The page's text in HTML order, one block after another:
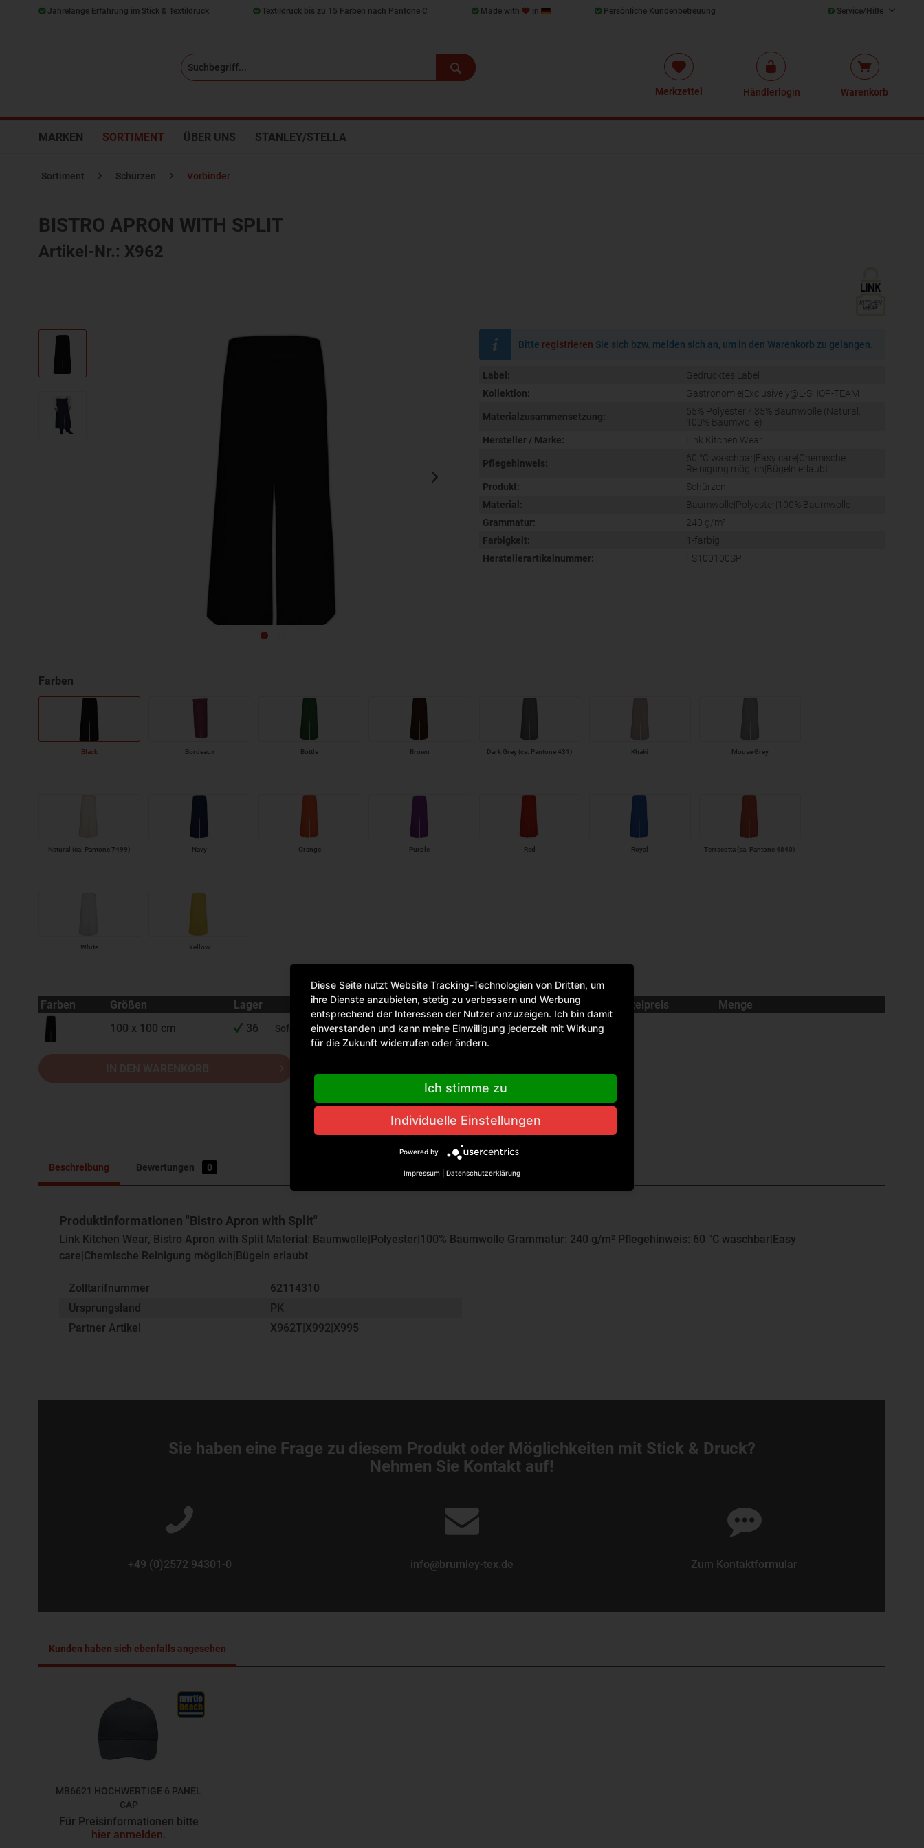
Jahrelange Erfahrung im Stick & Textildruck Textildruck bis zu 15 Farben nach Pantone C Made with in Persönliche Kundenbetreuung Service/Hilfe
Merkzettel Händlerlogin Warenkorb
MARKEN SORTIMENT ÜBER UNS STANLEY/STELLA
Sortiment Schürzen Vorbinder
BISTRO APRON WITH SPLIT
Artikel-Nr.: X962
Bitte registrieren Sie sich bzw. melden sich an, um in den Warenkorb zu gelangen.
Label:
Gedrucktes Label
Kollektion:
Gastronomie|Exclusively@L-SHOP-TEAM
Materialzusammensetzung:
65% Polyester / 35% Baumwolle (Natural:
100% Baumwolle)
Hersteller / Marke:
Link Kitchen Wear
Pflegehinweis:
60 °C waschbar|Easy care|Chemische
Reinigung möglich|Bügeln erlaubt
Produkt:
Schürzen
Material:
Baumwolle|Polyester|100% Baumwolle
Grammatur:
240 g/m²
Farbigkeit:
1-farbig
Herstellerartikelnummer:
FS100100SP
Black Bordeaux Bottle Brown Dark Grey (ca. Pantone 431) Khaki Mouse Grey
Natural (ca. Pantone 7499) Navy Orange Purple Red Royal Terracotta (ca. Pantone 4840)
White Yellow
Farben Größen Lager Einzelpreis
Menge
100 x 100 cm
36 Sofort versandfertig, Lieferzeit ca. 1-3 Werktage
Beschreibung Bewertungen 0
Produktinformationen "Bistro Apron with Split"
Link Kitchen Wear, Bistro Apron with Split Material: Baumwolle|Polyester|100% Baumwolle Grammatur: 240 g/m² Pflegehinweis: 60 °C waschbar|Easy
care|Chemische Reinigung möglich|Bügeln erlaubt
Zolltarifnummer
62114310
Ursprungsland
PK
Partner Artikel
X962T|X992|X995
Sie haben eine Frage zu diesem Produkt oder Möglichkeiten mit Stick & Druck?
Nehmen Sie Kontakt auf!
+49 (0)2572 94301-0 info@brumley-tex.de Zum Kontaktformular
Kunden haben sich ebenfalls angesehen
MB6621 HOCHWERTIGE 6 PANEL
CAP
MB6621
Für Preisinformationen bitte
hier anmelden.
Diese Seite nutzt Website Tracking-Technologien von Dritten, um
ihre Dienste anzubieten, stetig zu verbessern und Werbung
entsprechend der Interessen der Nutzer anzuzeigen. Ich bin damit
einverstanden und kann meine Einwilligung jederzeit mit Wirkung
für die Zukunft widerrufen oder ändern.
Ich stimme zu
Individuelle Einstellungen
Powered by
Impressum Datenschutzerklärung